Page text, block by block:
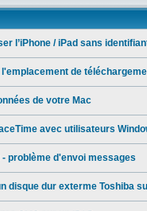
l’iPhone / iPad sans
de
de votre Mac
avec utilisateurs
problème d'envoi messages
disque dur exterme Toshiba